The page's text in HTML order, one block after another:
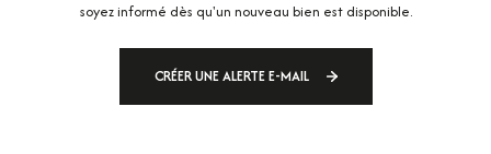
soyez informé dès qu'un nouveau bien est disponible.
CRÉER UNE ALERTE E-MAIL